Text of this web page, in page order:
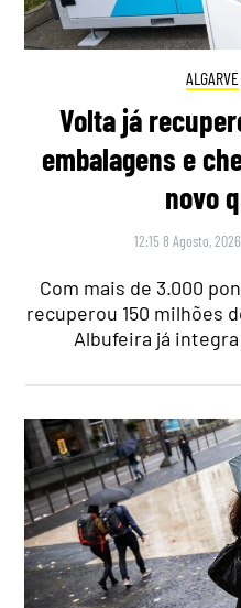
ALGARVE
Volta já
embalagens e
novo
12:15 8 Agosto, 2026
Com mais de 3.000
recuperou 150 milhões
Albufeira já